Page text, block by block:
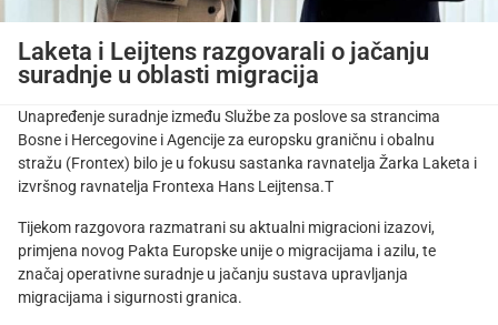
Laketa i Leijtens razgovarali o jačanju
suradnje u oblasti migracija
Unapređenje suradnje između Službe za poslove sa strancima
Bosne i Hercegovine i Agencije za europsku graničnu i obalnu
stražu (Frontex) bilo je u fokusu sastanka ravnatelja Žarka Laketa i
izvršnog ravnatelja Frontexa Hans Leijtensa.T
Tijekom razgovora razmatrani su aktualni migracioni izazovi,
primjena novog Pakta Europske unije o migracijama i azilu, te
značaj operativne suradnje u jačanju sustava upravljanja
migracijama i sigurnosti granica.